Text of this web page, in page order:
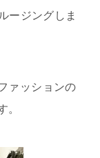
ージングしま
ァッションの
。